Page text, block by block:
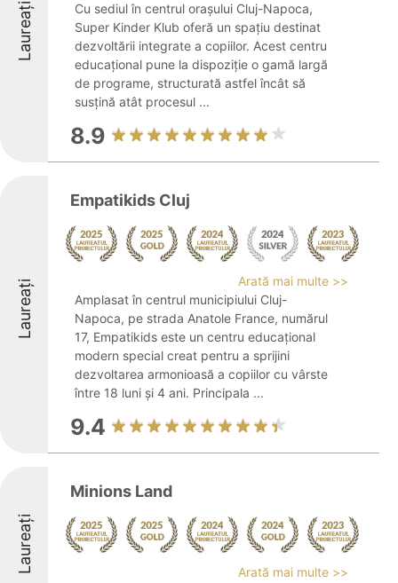
Laureați
Cu sediul în centrul orașului Cluj-Napoca,
Super Kinder Klub oferă un spațiu destinat
dezvoltării integrate a copiilor. Acest centru
educațional pune la dispoziție o gamă largă
de programe, structurată astfel încât să
susțină atât procesul ...
8.9
Laureați
Empatikids Cluj
Arată mai multe >>
Amplasat în centrul municipiului Cluj-
Napoca, pe strada Anatole France, numărul
17, Empatikids este un centru educațional
modern special creat pentru a sprijini
dezvoltarea armonioasă a copiilor cu vârste
între 18 luni și 4 ani. Principala ...
9.4
Laureați
Minions Land
Arată mai multe >>